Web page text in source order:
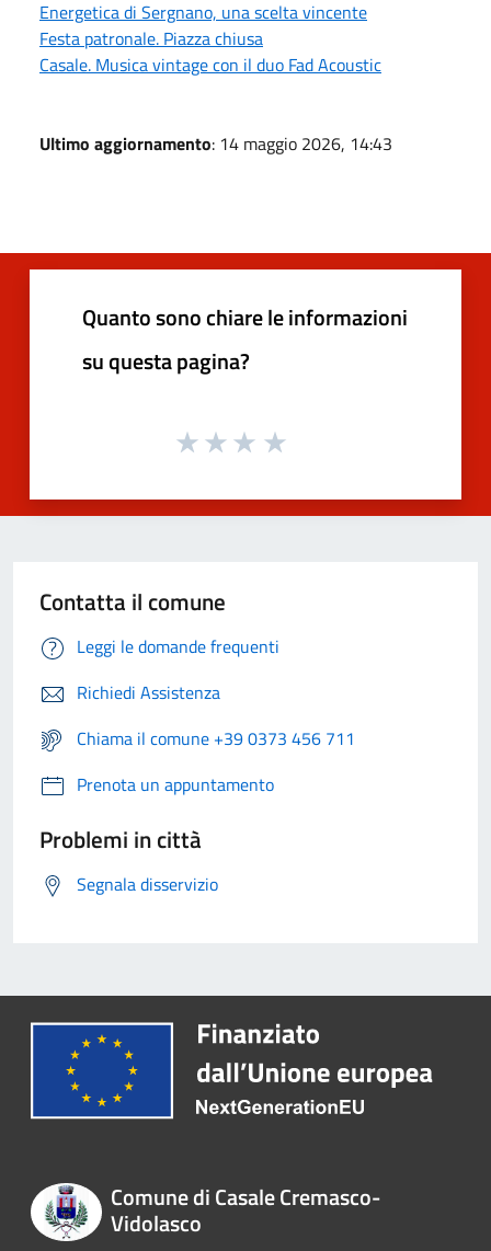
Energetica di Sergnano, una scelta vincente
Festa patronale. Piazza chiusa
Casale. Musica vintage con il duo Fad Acoustic
Ultimo aggiornamento: 14 maggio 2026, 14:43
Quanto sono chiare le informazioni
su questa pagina?
Contatta il comune
Leggi le domande frequenti
Richiedi Assistenza
Chiama il comune +39 0373 456 711
Prenota un appuntamento
Problemi in città
Segnala disservizio
Comune di Casale Cremasco-
Vidolasco